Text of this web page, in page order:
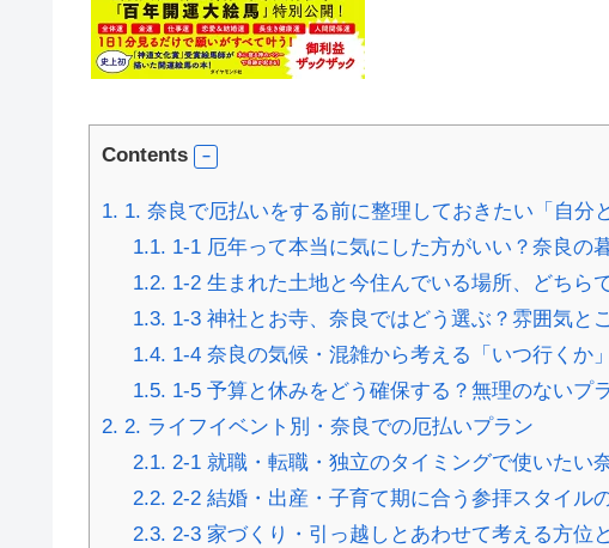
Contents
1. 1. 奈良で厄払いをする前に整理しておきたい「自分
1.1. 1-1 厄年って本当に気にした方がいい？奈良の
1.2. 1-2 生まれた土地と今住んでいる場所、どちら
1.3. 1-3 神社とお寺、奈良ではどう選ぶ？雰囲気と
1.4. 1-4 奈良の気候・混雑から考える「いつ行くか
1.5. 1-5 予算と休みをどう確保する？無理のないプ
2. 2. ライフイベント別・奈良での厄払いプラン
2.1. 2-1 就職・転職・独立のタイミングで使いたい
2.2. 2-2 結婚・出産・子育て期に合う参拝スタイル
2.3. 2-3 家づくり・引っ越しとあわせて考える方位